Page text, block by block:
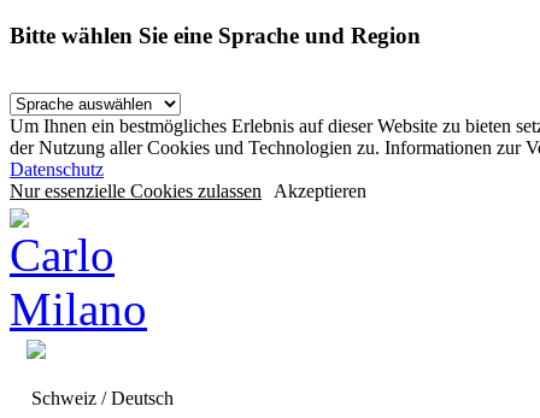
Bitte wählen Sie eine Sprache und Region
Um Ihnen ein bestmögliches Erlebnis auf dieser Website zu bieten
der Nutzung aller Cookies und Technologien zu. Informationen zur
Datenschutz
Nur essenzielle Cookies zulassen Akzeptieren
Schweiz / Deutsch